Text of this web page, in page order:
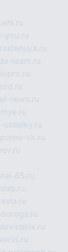
you.ru
rastenuya.ru
team.ru
news.ru
otdelky.ru
porno-vk.ru
65.ru
lovinskix.ru